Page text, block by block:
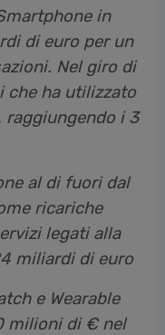
in
di euro per un
Nel giro di
che ha utilizzato
i 3
al di fuori dal
ricariche
legati alla
miliardi di euro
e Wearable
milioni di € nel